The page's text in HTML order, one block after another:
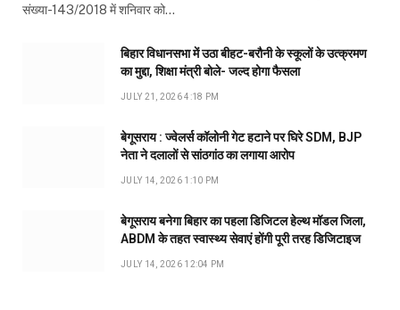
संख्या-143/2018 में शनिवार को…
बिहार विधानसभा में उठा बीहट-बरौनी के स्कूलों के उत्क्रमण
का मुद्दा, शिक्षा मंत्री बोले- जल्द होगा फैसला
JULY 21, 2026 4:18 PM
बेगूसराय : ज्वेलर्स कॉलोनी गेट हटाने पर घिरे SDM, BJP
नेता ने दलालों से सांठगांठ का लगाया आरोप
JULY 14, 2026 1:10 PM
बेगूसराय बनेगा बिहार का पहला डिजिटल हेल्थ मॉडल जिला,
ABDM के तहत स्वास्थ्य सेवाएं होंगी पूरी तरह डिजिटाइज
JULY 14, 2026 12:04 PM